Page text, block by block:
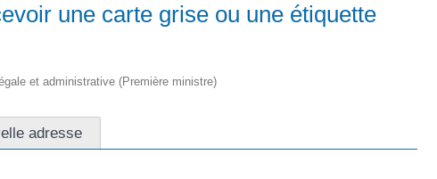
une carte grise ou une étiquette
et administrative (Première ministre)
adresse